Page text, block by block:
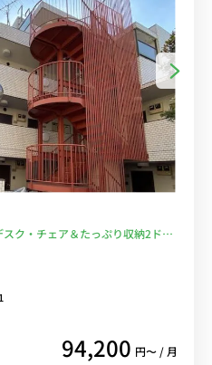
スク・チェア＆たっぷり収納2ドア
まで徒歩約3分■選べるWi-Fi格安レ
94,200 円〜 / 月